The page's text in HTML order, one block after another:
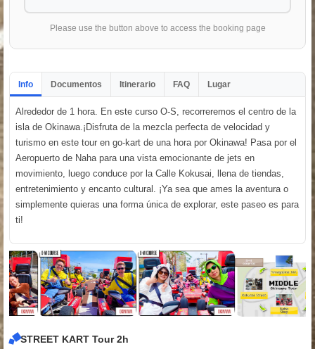
Please use the button above to access the booking page
Info Documentos Itinerario FAQ Lugar
Alrededor de 1 hora. En este curso O-S, recorreremos el centro de la
isla de Okinawa.¡Disfruta de la mezcla perfecta de velocidad y
turismo en este tour en go-kart de una hora por Okinawa! Pasa por el
Aeropuerto de Naha para una vista emocionante de jets en
movimiento, luego conduce por la Calle Kokusai, llena de tiendas,
entretenimiento y encanto cultural. ¡Ya sea que ames la aventura o
simplemente quieras una forma única de explorar, este paseo es para
ti!
STREET KART Tour 2h